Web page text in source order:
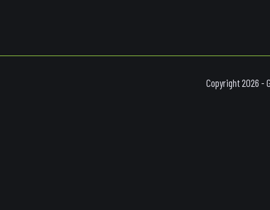
Copyright 2026 -